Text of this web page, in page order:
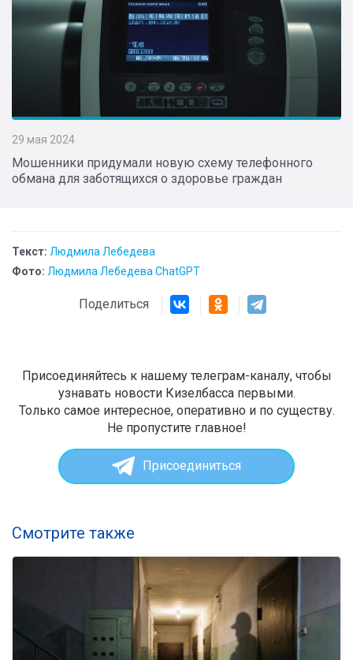
29 мая 2024
Мошенники придумали новую схему телефонного
обмана для заботящихся о здоровье граждан
Текст: Людмила Лебедева
Фото: Людмила Лебедева ChatGPT
Поделиться
Присоединяйтесь к нашему телеграм-каналу, чтобы
узнавать новости Кизелбасса первыми.
Только самое интересное, оперативно и по существу.
Не пропустите главное!
Присоединиться
Смотрите также